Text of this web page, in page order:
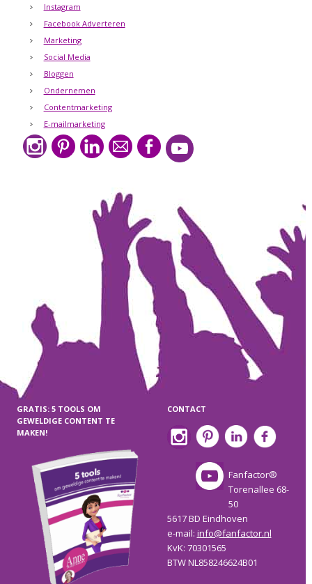
Instagram
Facebook Adverteren
Marketing
Social Media
Bloggen
Ondernemen
Contentmarketing
E-mailmarketing
GRATIS: 5 TOOLS OM
GEWELDIGE CONTENT TE
MAKEN!
CONTACT
Fanfactor®
Torenallee 68-
50
5617 BD Eindhoven
e-mail: info@fanfactor.nl
KvK: 70301565
BTW NL858246624B01